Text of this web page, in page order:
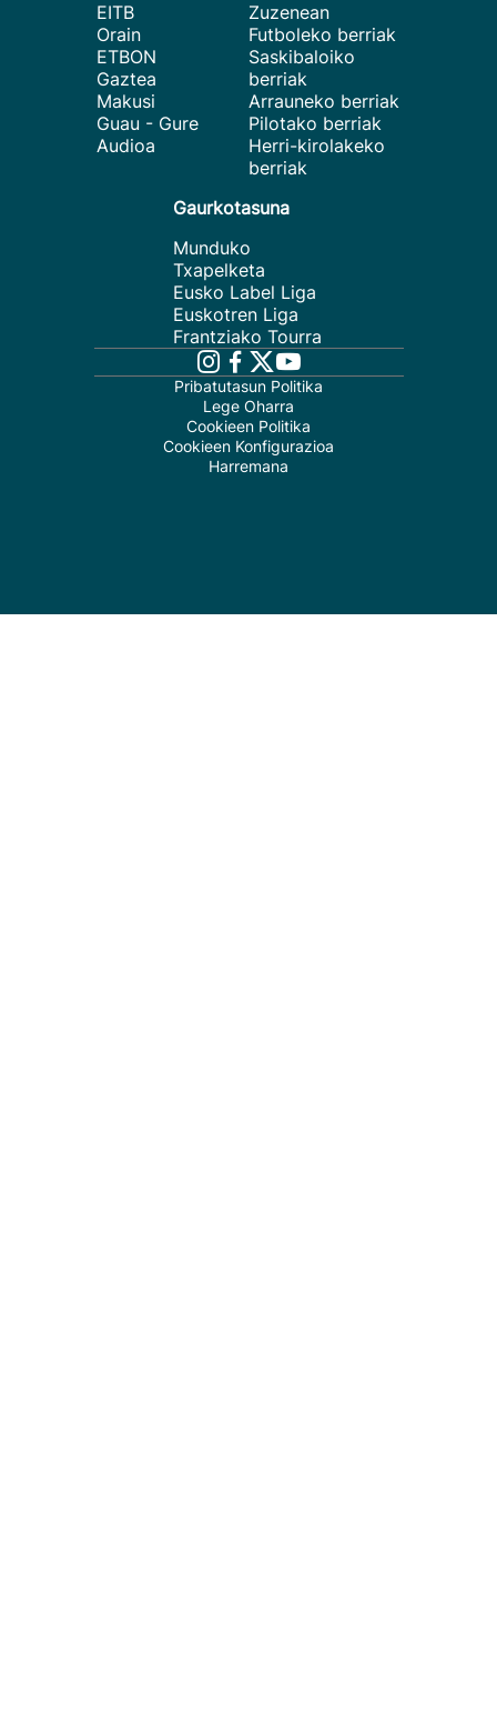
EITB
Orain
ETBON
Gaztea
Makusi
Guau - Gure
Audioa
Zuzenean
Futboleko berriak
Saskibaloiko
berriak
Arrauneko berriak
Pilotako berriak
Herri-kirolakeko
berriak
Gaurkotasuna
Munduko
Txapelketa
Eusko Label Liga
Euskotren Liga
Frantziako Tourra
Pribatutasun Politika
Lege Oharra
Cookieen Politika
Cookieen Konfigurazioa
Harremana